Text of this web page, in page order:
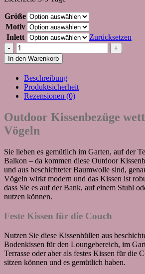
Größe
Motiv
Inlett
Zurücksetzen
Outdoor
Kissenbezüge
wetterfest
mit
Vögeln
Menge
In den Warenkorb
Beschreibung
Produktsicherheit
Rezensionen (0)
Outdoor Kissenbezüge
Vögeln
Sie lieben es gemütlich im Garten, auf der
Balkon – da kommen diese Outdoor
und aus beschichteter Baumwolle sind,
Vögeln wirkt modern und das Kissen ist
dass Sie es auf der Bank, auf einem Stuhl
nutzen können.
Feste Kissen für die Couch
Nutzen Sie diese Kissenhüllen aus
Bodenkissen für den Loungebereich, im
Terrasse oder aber als festes Kissen für die
sitzen können und es gemütlich haben.